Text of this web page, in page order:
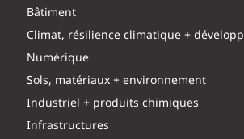
Bâtiment
Climat, résilience climatique +
Numérique
Sols, matériaux + environnement
Industriel + produits chimiques
Infrastructures